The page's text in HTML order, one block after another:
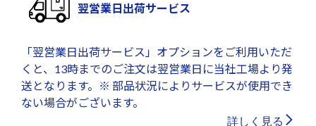
翌営業日出荷サービス
「翌営業日出荷サービス」オプションをご利用いただ
くと、13時までのご注文は翌営業日に当社工場より発
送となります。※ 部品状況によりサービスが使用でき
ない場合がございます。
詳しく見る